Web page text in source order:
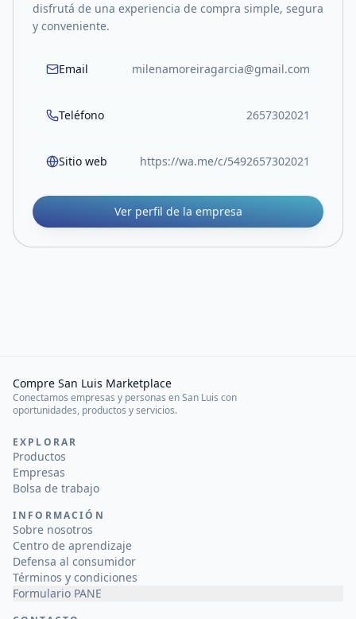
disfrutá de una experiencia de compra simple, segura
y conveniente.
Email milenamoreiragarcia@gmail.com
Teléfono 2657302021
Sitio web https://wa.me/c/5492657302021
Ver perfil de la empresa
Compre San Luis Marketplace
Conectamos empresas y personas en San Luis con
oportunidades, productos y servicios.
EXPLORAR
Productos
Empresas
Bolsa de trabajo
INFORMACIÓN
Sobre nosotros
Centro de aprendizaje
Defensa al consumidor
Términos y condiciones
Formulario PANE